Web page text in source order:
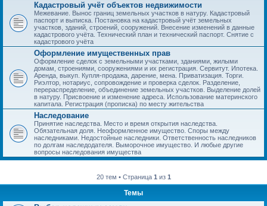
Кадастровый учёт объектов недвижимости
Межевание. Вынос границ земельных участков в натуру. Кадастровый
паспорт и выписка. Постановка на кадастровый учёт земельных
участков, зданий, строений, сооружений. Внесение изменений в данные
кадастрового учёта. Технический план и технический паспорт. Снятие с
кадастрового учёта
Оформление имущественных прав
Оформление сделок с земельными участками, зданиями, жилыми
домам, строениями, сооружениями и их регистрация. Сервитут. Ипотека.
Аренда, выкуп. Купля-продажа, дарение, мена. Приватизация. Торги.
Риэлтор, нотариус, сопровождение и проверка сделок. Разделение,
перераспределение, объединение земельных участков. Выделение долей
в натуру. Присвоение и изменение адреса. Использование материнского
капитала. Регистрация (прописка) по месту жительства
Наследование
Принятие наследства. Место и время открытия наследства.
Обязательная доля. Неоформленное имущество. Споры между
наследниками. Недостойные наследники. Ответственность наследников
по долгам наследодателя. Выморочное имущество. И любые другие
вопросы наследования имущества
20 тем • Страница 1 из 1
Темы